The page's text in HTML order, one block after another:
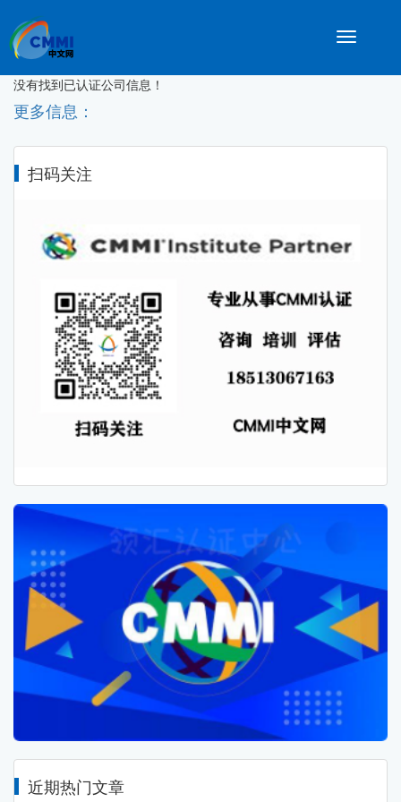
Toggle
没有找到已认证公司信息！
更多信息：
扫码关注
近期热门文章